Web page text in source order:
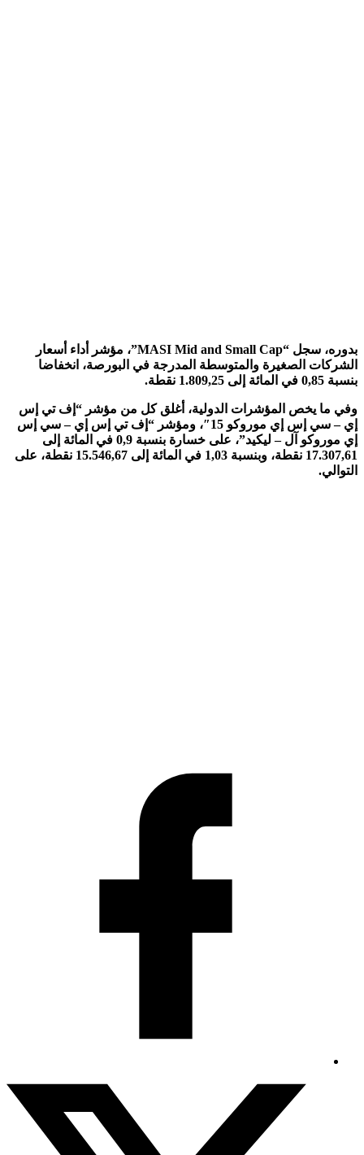
بدوره، سجل “MASI Mid and Small Cap”، مؤشر أداء أسعار
الصغيرة والمتوسطة المدرجة في البورصة، انخفاضا
إلى 1.809,25 نقطة.
ما يخص المؤشرات الدولية، أغلق كل من مؤشر “إف تي إس
إي – سي إس إي موروكو 15″، ومؤشر “إف تي إس إي – سي إس
إي موروكو آل – ليكيد”، على خسارة بنسبة 0,9 في المائة إلى
17.307,61 نقطة، وبنسبة 1,03 في المائة إلى 15.546,67 نقطة، على